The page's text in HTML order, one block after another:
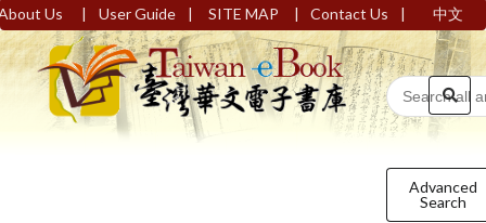
Us | User Guide | SITE MAP | Contact Us | 中文
Advanced
Search